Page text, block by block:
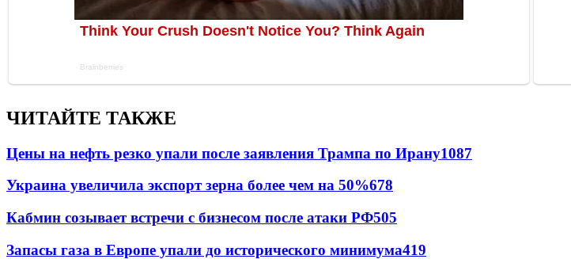
ЧИТАЙТЕ ТАКЖЕ
Цены на нефть резко упали после заявления Трампа по Ирану1087
Украина увеличила экспорт зерна более чем на 50%678
Кабмин созывает встречи с бизнесом после атаки РФ505
Запасы газа в Европе упали до исторического минимума419